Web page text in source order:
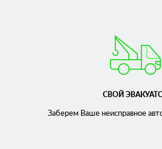
СВОЙ
Заберем Ваше неисправное